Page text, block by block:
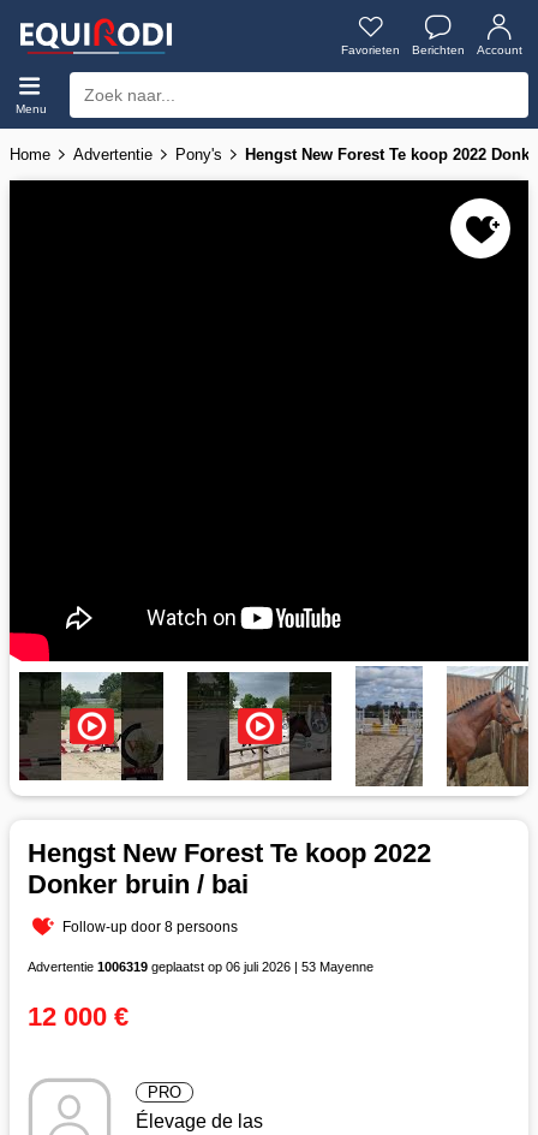
Favorieten Berichten Account
Menu
Home Advertentie Pony's Hengst New Forest Te koop 2022
Hengst New Forest Te koop 2022
Donker bruin / bai
Follow-up door 8 persoons
Advertentie 1006319 geplaatst op 06 juli 2026 | 53 Mayenne
12 000 €
PRO
Élevage de las